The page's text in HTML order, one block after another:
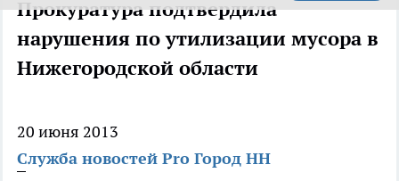
Прокуратура подтвердила
нарушения по утилизации мусора в
Нижегородской области
20 июня 2013
Служба новостей Pro Город НН